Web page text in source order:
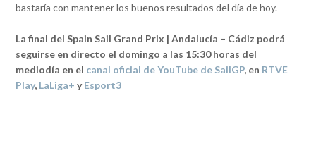
bastaría con mantener los buenos resultados del día de hoy.
La final del Spain Sail Grand Prix | Andalucía – Cádiz podrá
seguirse en directo el domingo a las 15:30 horas del
mediodía en el canal oficial de YouTube de SailGP, en RTVE
Play, LaLiga+ yEsport3